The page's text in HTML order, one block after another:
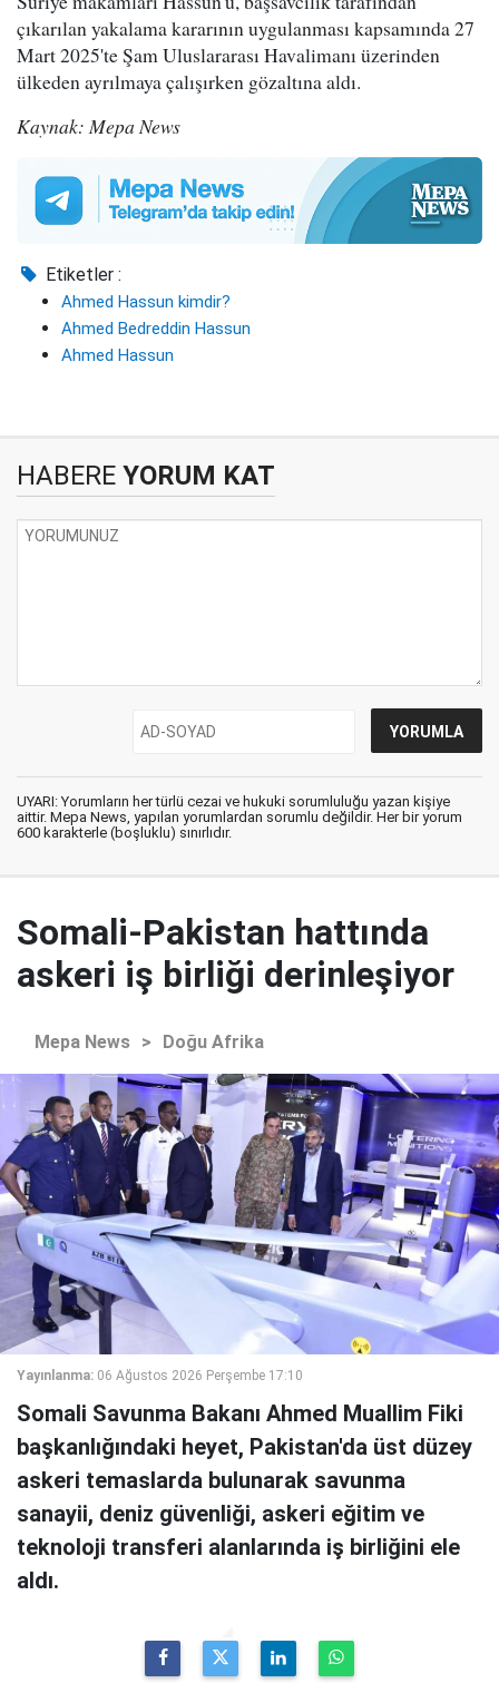
çıkarılan yakalama kararının uygulanması kapsamında 27
Mart 2025'te Şam Uluslararası Havalimanı üzerinden
ülkeden ayrılmaya çalışırken gözaltına aldı.
Kaynak: Mepa News
Etiketler :
Ahmed Hassun kimdir?
Ahmed Bedreddin Hassun
Ahmed Hassun
HABERE YORUM KAT
UYARI: Yorumların her türlü cezai ve hukuki sorumluluğu yazan kişiye
aittir. Mepa News, yapılan yorumlardan sorumlu değildir. Her bir yorum
600 karakterle (boşluklu) sınırlıdır.
Somali-Pakistan hattında
askeri iş birliği derinleşiyor
Mepa News > Doğu Afrika
Yayınlanma: 06 Ağustos 2026 Perşembe 17:10
Somali Savunma Bakanı Ahmed Muallim Fiki
başkanlığındaki heyet, Pakistan'da üst düzey
askeri temaslarda bulunarak savunma
sanayii, deniz güvenliği, askeri eğitim ve
teknoloji transferi alanlarında iş birliğini ele
aldı.